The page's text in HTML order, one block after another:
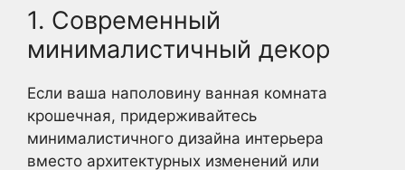
1. Современный
минималистичный декор
Если ваша наполовину ванная комната
крошечная, придерживайтесь
минималистичного дизайна интерьера
вместо архитектурных изменений или